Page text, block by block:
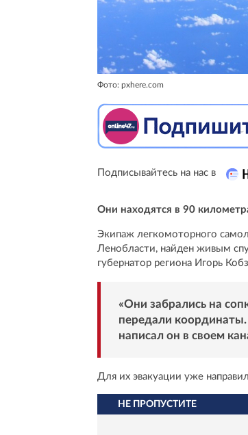
Фото: pxhere.com
Подписывайтесь на нас в
Они находятся в 90
Экипаж легкомоторного
Ленобласти, найден живым
губернатор региона Игорь
«Они забрались на
передали
написал он в своем
Для их эвакуации уже
НЕ ПРОПУСТИТЕ